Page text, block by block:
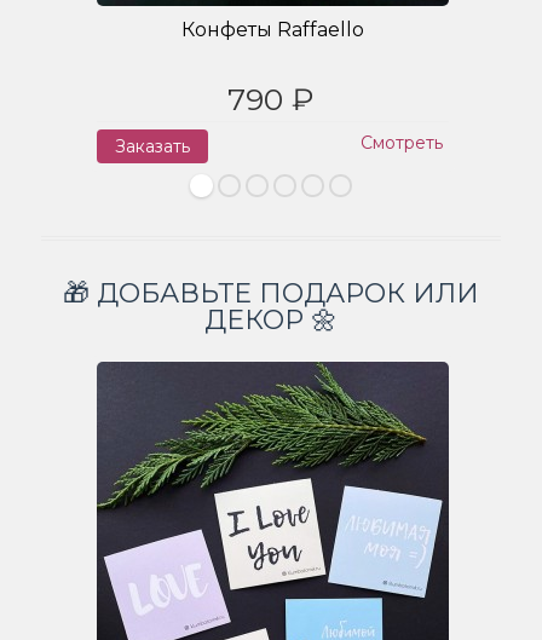
Конфеты Raffaello
790 ₽
Заказать Смотреть
🎁 ДОБАВЬТЕ ПОДАРОК ИЛИ
ДЕКОР 🌼